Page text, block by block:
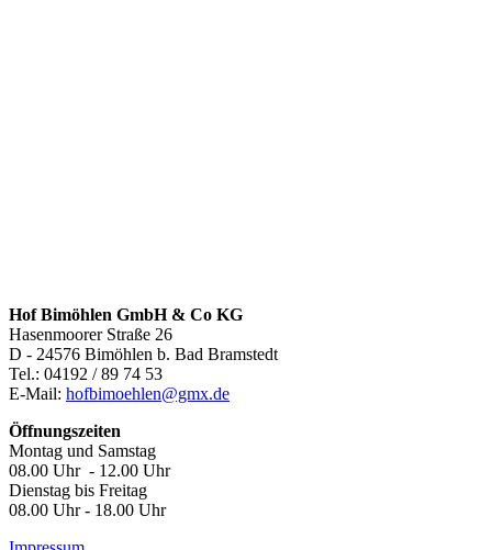
Hof Bimöhlen GmbH & Co KG
Hasenmoorer Straße 26
D - 24576 Bimöhlen b. Bad Bramstedt
Tel.: 04192 / 89 74 53
E-Mail: hofbimoehlen@gmx.de
Öffnungszeiten
Montag und Samstag
08.00 Uhr - 12.00 Uhr
Dienstag bis Freitag
08.00 Uhr - 18.00 Uhr